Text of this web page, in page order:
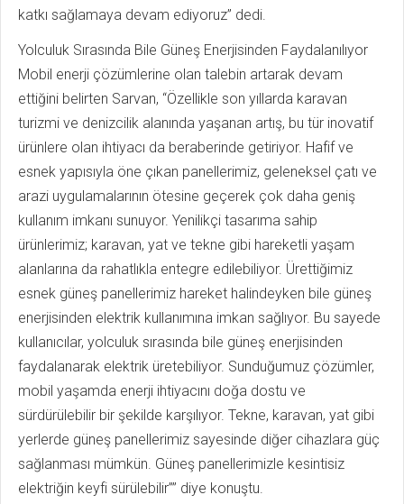
katkı sağlamaya devam ediyoruz” dedi.
Yolculuk Sırasında Bile Güneş Enerjisinden Faydalanılıyor
Mobil enerji çözümlerine olan talebin artarak devam
ettiğini belirten Sarvan, “Özellikle son yıllarda karavan
turizmi ve denizcilik alanında yaşanan artış, bu tür inovatif
ürünlere olan ihtiyacı da beraberinde getiriyor. Hafif ve
esnek yapısıyla öne çıkan panellerimiz, geleneksel çatı ve
arazi uygulamalarının ötesine geçerek çok daha geniş
kullanım imkanı sunuyor. Yenilikçi tasarıma sahip
ürünlerimiz; karavan, yat ve tekne gibi hareketli yaşam
alanlarına da rahatlıkla entegre edilebiliyor. Ürettiğimiz
esnek güneş panellerimiz hareket halindeyken bile güneş
enerjisinden elektrik kullanımına imkan sağlıyor. Bu sayede
kullanıcılar, yolculuk sırasında bile güneş enerjisinden
faydalanarak elektrik üretebiliyor. Sunduğumuz çözümler,
mobil yaşamda enerji ihtiyacını doğa dostu ve
sürdürülebilir bir şekilde karşılıyor. Tekne, karavan, yat gibi
yerlerde güneş panellerimiz sayesinde diğer cihazlara güç
sağlanması mümkün. Güneş panellerimizle kesintisiz
elektriğin keyfi sürülebilir”” diye konuştu.